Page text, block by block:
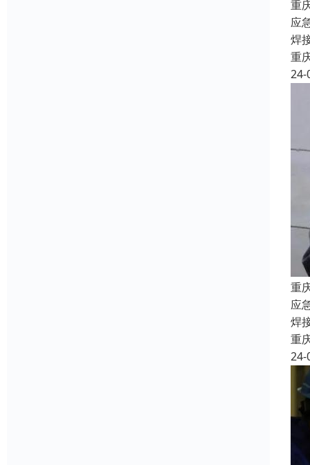
重
应
焊
重
24-
重
应
焊
重
24-